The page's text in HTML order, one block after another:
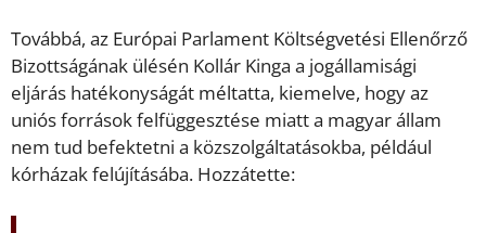
Továbbá, az Európai Parlament Költségvetési Ellenőrző
Bizottságának ülésén Kollár Kinga a jogállamisági
eljárás hatékonyságát méltatta, kiemelve, hogy az
uniós források felfüggesztése miatt a magyar állam
nem tud befektetni a közszolgáltatásokba, például
kórházak felújításába. Hozzátette: